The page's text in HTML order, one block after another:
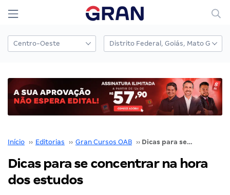
Início ›› Editorias ›› Gran Cursos OAB ›› Dicas para se concentrar na hora dos estudos
Dicas para se concentrar na hora
dos estudos